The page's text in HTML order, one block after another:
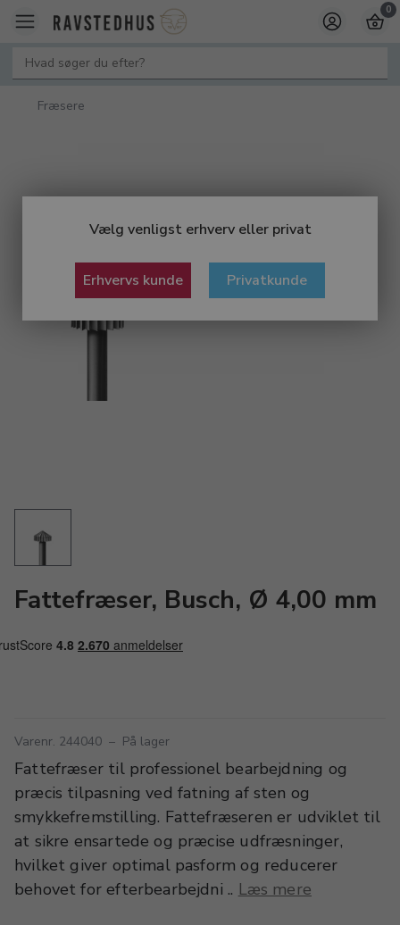
Vælg venligst erhverv eller privat
Erhvervs kunde Privatkunde
0
Fræsere
Fattefræser, Busch, Ø 4,00 mm
Varenr. 244040 – På lager
Fattefræser til professionel bearbejdning og
præcis tilpasning ved fatning af sten og
smykkefremstilling. Fattefræseren er udviklet til
at sikre ensartede og præcise udfræsninger,
hvilket giver optimal pasform og reducerer
behovet for efterbearbejdni .. Læs mere